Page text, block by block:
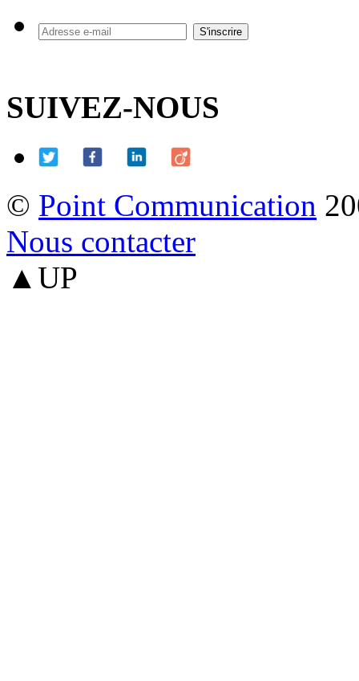
SUIVEZ-NOUS
© Point Communication
Nous contacter
▲UP